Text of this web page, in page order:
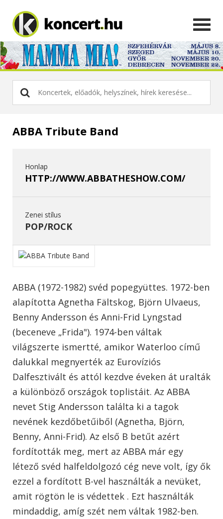
ABBA Tribute Band
Honlap
HTTP://WWW.ABBATHESHOW.COM/
Zenei stílus
POP/ROCK
ABBA (1972-1982) svéd popegyüttes. 1972-ben
alapította Agnetha Fältskog, Björn Ulvaeus,
Benny Andersson és Anni-Frid Lyngstad
(beceneve „Frida"). 1974-ben váltak
világszerte ismertté, amikor Waterloo című
dalukkal megnyerték az Eurovíziós
Dalfesztivált és attól kezdve éveken át uralták
a különböző országok toplistáit. Az ABBA
nevet Stig Andersson találta ki a tagok
nevének kezdőbetűiből (Agnetha, Björn,
Benny, Anni-Frid). Az első B betűt azért
fordították meg, mert az ABBA már egy
létező svéd halfeldolgozó cég neve volt, így ők
ezzel a fordított B-vel használták a nevüket,
amit rögtön le is védettek . Ezt használták
mindaddig, amíg szét nem váltak 1982-ben.